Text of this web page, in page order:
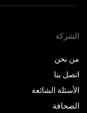
الشركة
من نحن
اتصل بنا
الأسئلة الشائعة
الصحافة